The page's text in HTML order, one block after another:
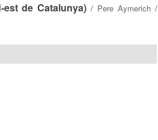
de Catalunya) / Pere Aymerich/